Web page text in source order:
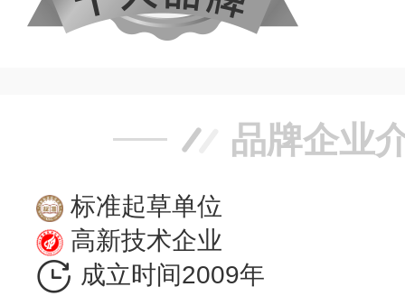
品牌企业
标准起草单位
高新技术企业
成立时间2009年